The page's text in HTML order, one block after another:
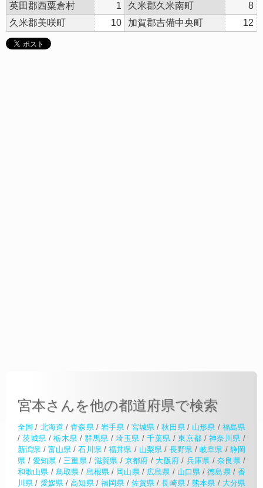
英田郡西粟倉村 1 久米郡久米南町
8
久米郡美咲町
10 加賀郡吉備中央町 12
宮本さんを他の都道府県で検索
全国 / 北海道 /青森県/ 岩手県 / 宮城県 /秋田県/ 山形県 / 福島県
/茨城県 /栃木県 /群馬県 /埼玉県 /千葉県 /東京都 /神奈川県 /
新潟県 / 富山県 /石川県/福井県 / 山梨県 / 長野県/岐阜県 / 静岡
県 / 愛知県 /三重県 / 滋賀県 / 京都府 / 大阪府 / 兵庫県 / 奈良県/
和歌山県 / 鳥取県 / 島根県/ 岡山県/ 広島県 / 山口県 /徳島県/香
川県 / 愛媛県/高知県/ 福岡県 / 佐賀県 /長崎県/熊本県 / 大分県